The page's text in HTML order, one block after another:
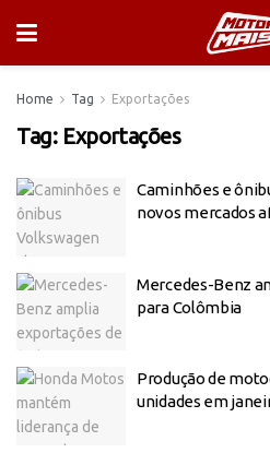
Home Tag Exportações
Tag: Exportações
Caminhões e
novos mercados
Mercedes-Benz
para Colômbia
Produção de
unidades em